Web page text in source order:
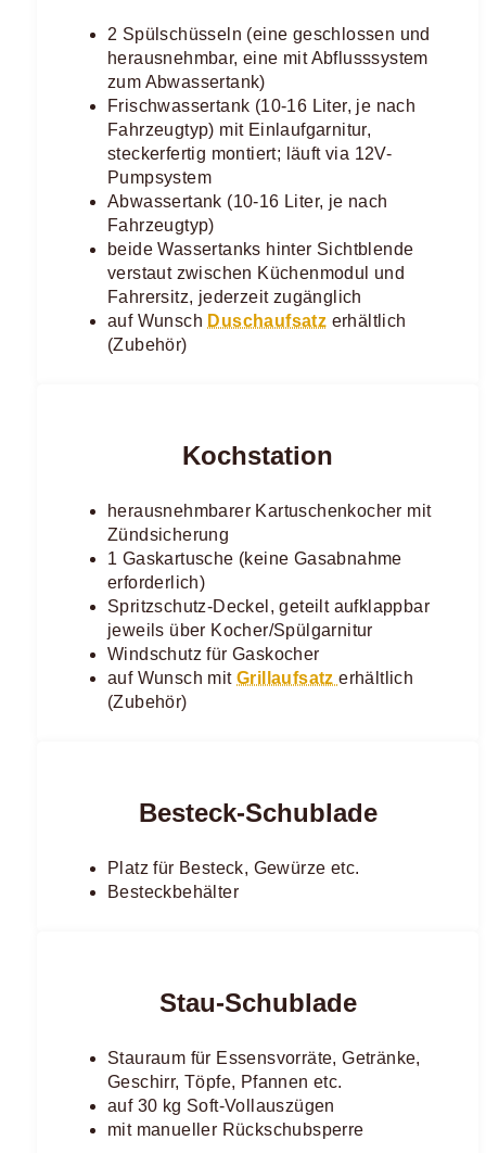
2 Spülschüsseln (eine geschlossen und
herausnehmbar, eine mit Abflusssystem
zum Abwassertank)
Frischwassertank (10-16 Liter, je nach
Fahrzeugtyp) mit Einlaufgarnitur,
steckerfertig montiert; läuft via 12V-
Pumpsystem
Abwassertank (10-16 Liter, je nach
Fahrzeugtyp)
beide Wassertanks hinter Sichtblende
verstaut zwischen Küchenmodul und
Fahrersitz, jederzeit zugänglich
auf Wunsch Duschaufsatz erhältlich
(Zubehör)
Kochstation
herausnehmbarer Kartuschenkocher mit
Zündsicherung
1 Gaskartusche (keine Gasabnahme
erforderlich)
Spritzschutz-Deckel, geteilt aufklappbar
jeweils über Kocher/Spülgarnitur
Windschutz für Gaskocher
auf Wunsch mit Grillaufsatzerhältlich
(Zubehör) ​
Besteck-Schublade
Platz für Besteck, Gewürze etc.
Besteckbehälter
Stau-Schublade
Stauraum für Essensvorräte, Getränke,
Geschirr, Töpfe, Pfannen etc.
auf 30 kg Soft-Vollauszügen
mit manueller Rückschubsperre